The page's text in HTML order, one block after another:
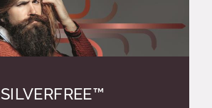
SILVERFREE™